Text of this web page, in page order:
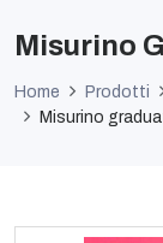
Misurino
Home Prodotti
Misurino